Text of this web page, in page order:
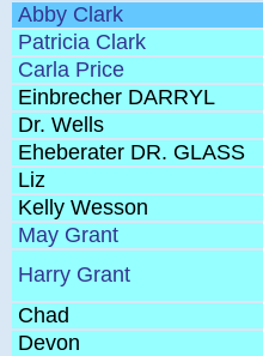
Abby Clark
Patricia Clark
Carla Price
Einbrecher DARRYL
Dr. Wells
Eheberater DR. GLASS
Liz
Kelly Wesson
May Grant
Harry Grant
Chad
Devon